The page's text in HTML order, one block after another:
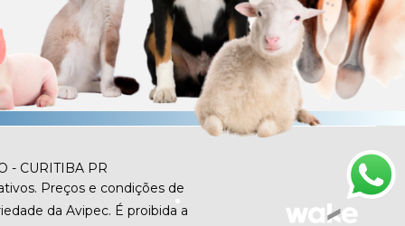
- CURITIBA PR
Preços e condições de
da Avipec. É proibida a